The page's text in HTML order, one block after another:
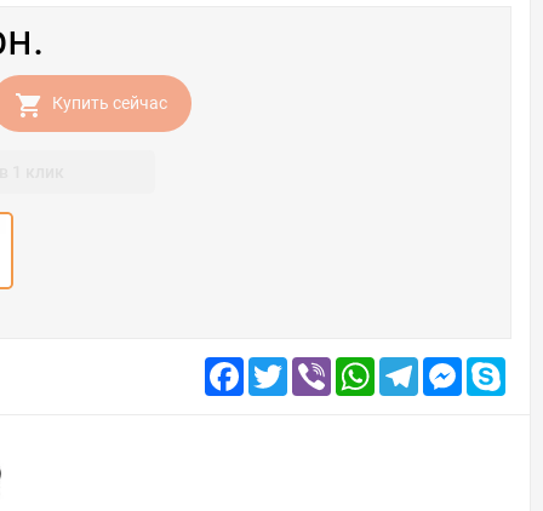
Купить сейчас
Facebook
TwitterViber WhatsAppTelegram